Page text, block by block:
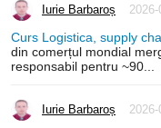
Iurie Barbaroș 2026-
Curs Logistica, supply
din comerțul mondial
responsabil pentru ~90...
Iurie Barbaroș